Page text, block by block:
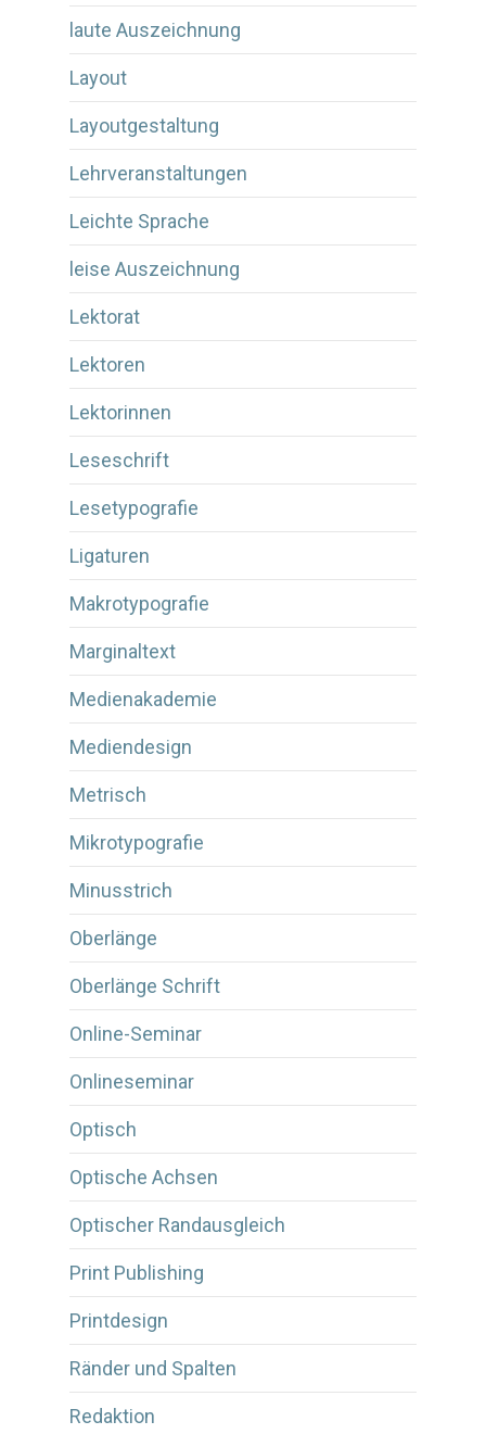
laute Auszeichnung
Layout
Layoutgestaltung
Lehrveranstaltungen
Leichte Sprache
leise Auszeichnung
Lektorat
Lektoren
Lektorinnen
Leseschrift
Lesetypografie
Ligaturen
Makrotypografie
Marginaltext
Medienakademie
Mediendesign
Metrisch
Mikrotypografie
Minusstrich
Oberlänge
Oberlänge Schrift
Online-Seminar
Onlineseminar
Optisch
Optische Achsen
Optischer Randausgleich
Print Publishing
Printdesign
Ränder und Spalten
Redaktion